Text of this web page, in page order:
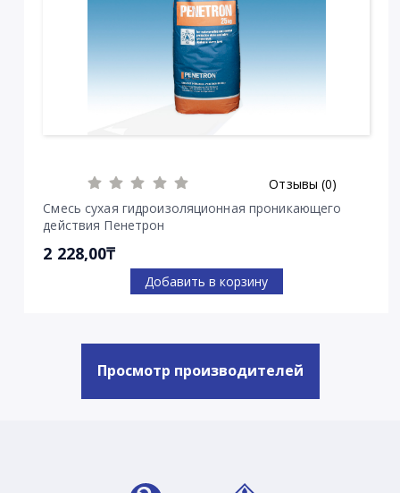
Отзывы (0)
Смесь сухая гидроизоляционная проникающего
действия Пенетрон
2 228,00₸
Добавить в корзину
Просмотр производителей